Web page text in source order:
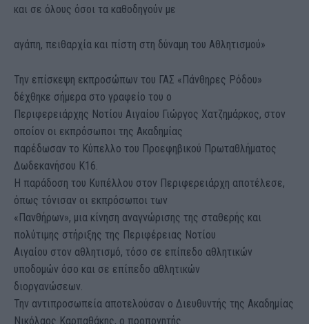
και σε όλους όσοι τα καθοδηγούν με
αγάπη, πειθαρχία και πίστη στη δύναμη του Αθλητισμού»
Την επίσκεψη εκπροσώπων του ΓΑΣ «Πάνθηρες Ρόδου»
δέχθηκε σήμερα στο γραφείο του ο
Περιφερειάρχης Νοτίου Αιγαίου Γιώργος Χατζημάρκος, στον
οποίον οι εκπρόσωποι της Ακαδημίας
παρέδωσαν το Κύπελλο του Προεφηβικού Πρωταθλήματος
Δωδεκανήσου Κ16.
Η παράδοση του Κυπέλλου στον Περιφερειάρχη αποτέλεσε,
όπως τόνισαν οι εκπρόσωποι των
«Πανθήρων», μια κίνηση αναγνώρισης της σταθερής και
πολύτιμης στήριξης της Περιφέρειας Νοτίου
Αιγαίου στον αθλητισμό, τόσο σε επίπεδο αθλητικών
υποδομών όσο και σε επίπεδο αθλητικών
διοργανώσεων.
Την αντιπροσωπεία αποτελούσαν ο Διευθυντής της Ακαδημίας
Νικόλαος Καρπαθάκης, ο προπονητής